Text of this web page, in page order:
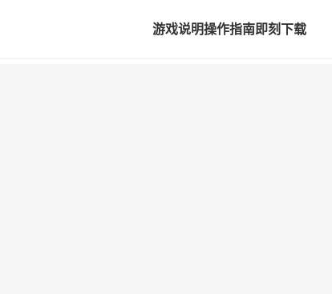
游戏说明操作指南即刻下载